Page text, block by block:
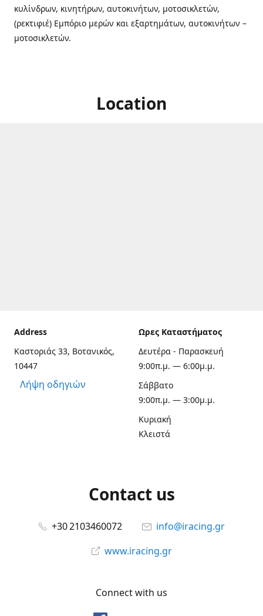
κυλίνδρων, κινητήρων, αυτοκινήτων, μοτοσικλετών,
(ρεκτιφιέ) Εμπόριο μερών και εξαρτημάτων, αυτοκινήτων –
μοτοσικλετών.
Location
Address
Καστοριάς 33, Βοτανικός,
10447
Λήψη οδηγιών
Ωρες Καταστήματος
Δευτέρα - Παρασκευή
9:00π.μ. — 6:00μ.μ.
Σάββατο
9:00π.μ. — 3:00μ.μ.
Κυριακή
Κλειστά
Contact us
+30 2103460072
info@iracing.gr
www.iracing.gr
Connect with us